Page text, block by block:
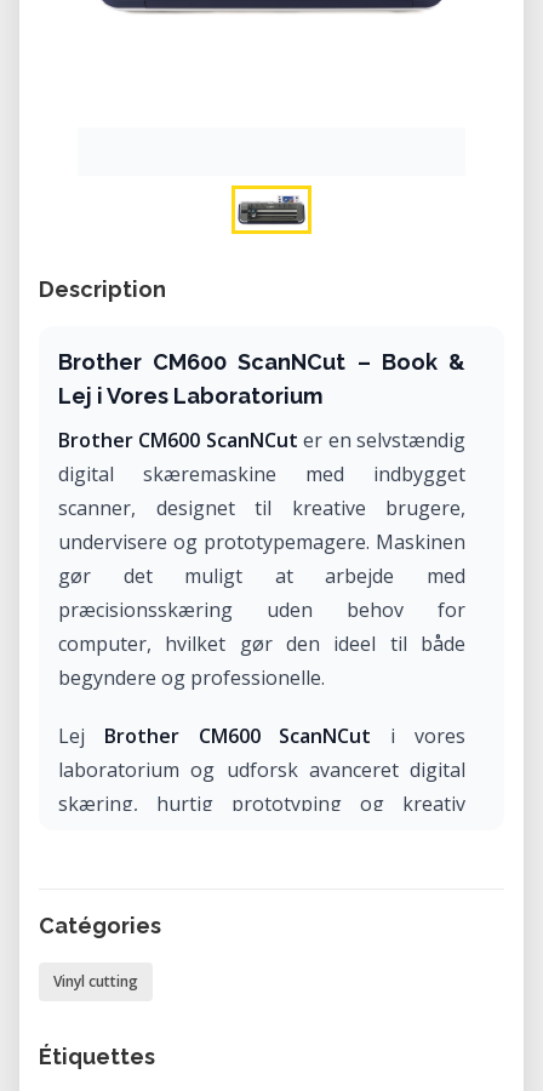
Description
Brother CM600 ScanNCut – Book &
Lej i Vores Laboratorium
Brother CM600 ScanNCut er en selvstændig
digital skæremaskine med indbygget
scanner, designet til kreative brugere,
undervisere og prototypemagere. Maskinen
gør det muligt at arbejde med
præcisionsskæring uden behov for
computer, hvilket gør den ideel til både
begyndere og professionelle.
Lej Brother CM600 ScanNCut i vores
laboratorium og udforsk avanceret digital
skæring, hurtig prototyping og kreativ
Brother CM600 er en del af ScanNCut-serien
og er kendt som en af de få skæremaskiner
funktion gør det muligt at scanne
håndtegnede designs, billeder eller mønstre
Catégories
Vinyl cutting
Étiquettes